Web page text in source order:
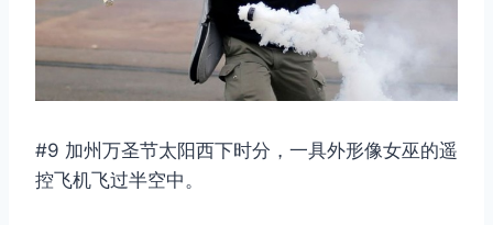
#9 加州万圣节太阳西下时分，一具外形像女巫的遥
控飞机飞过半空中。